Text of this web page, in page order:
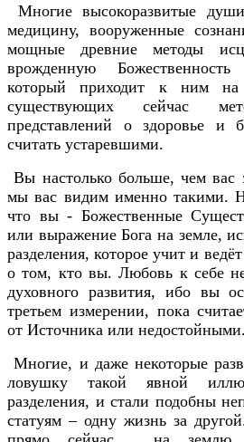
Многие высокоразвитые
медицину, вооруженные
мощные древние методы
врожденную
который приходит к ним
существующих сейчас
представлений о здоровье и
считать устаревшими.
Вы настолько больше, чем вас
мы вас видим именно такими.
что вы - Божественные
или выражение Бога на земле,
разделения, которое учит и
о том, кто вы. Любовь к себе
духовного развития, ибо вы
третьем измерении, пока
от Источника или недостойными.
Многие, и даже некоторые
ловушку такой явной
разделения, и стали подобны
статуям – одну жизнь за